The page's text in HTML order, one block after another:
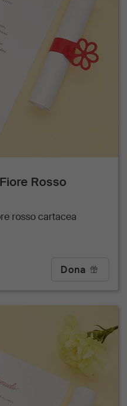
Rosso
rosso cartacea
Dona